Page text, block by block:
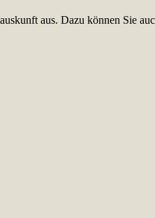
aus. Dazu können Sie